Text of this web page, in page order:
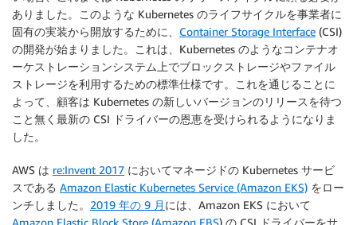
ありました。このような Kubernetes のライフサイクルを事業者に
固有の実装から開放するために、 Container Storage Interface (CSI)
の開発が始まりました。これは、Kubernetes のようなコンテナオ
ーケストレーションシステム上でブロックストレージやファイル
ストレージを利用するための標準仕様です。これを通じることに
よって、顧客は Kubernetes の新しいバージョンのリリースを待つ
こと無く最新の CSI ドライバーの恩恵を受けられるようになりま
した。
AWS は re:Invent 2017 においてマネージドの Kubernetes サービ
スである Amazon Elastic Kubernetes Service (Amazon EKS) をロー
ンチしました。 2019 年の 9 月 には、Amazon EKS において
Amazon Elastic Block Store (Amazon EBS) の CSI ドライバーをサ